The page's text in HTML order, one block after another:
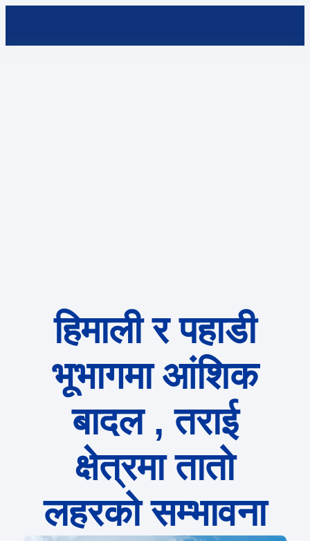
हिमाली र पहाडी
भूभागमा आंशिक
बादल , तराई
क्षेत्रमा तातो
लहरको सम्भावना